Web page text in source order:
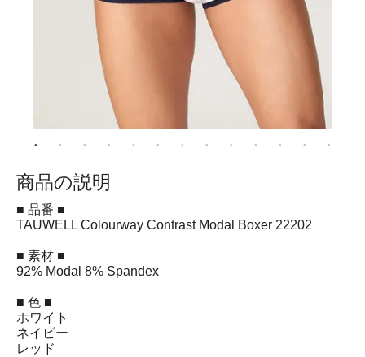
商品の説明
■ 品番 ■
TAUWELL Colourway Contrast Modal Boxer 22202
■ 素材 ■
92% Modal 8% Spandex
■ 色 ■
ホワイト
ネイビー
レッド